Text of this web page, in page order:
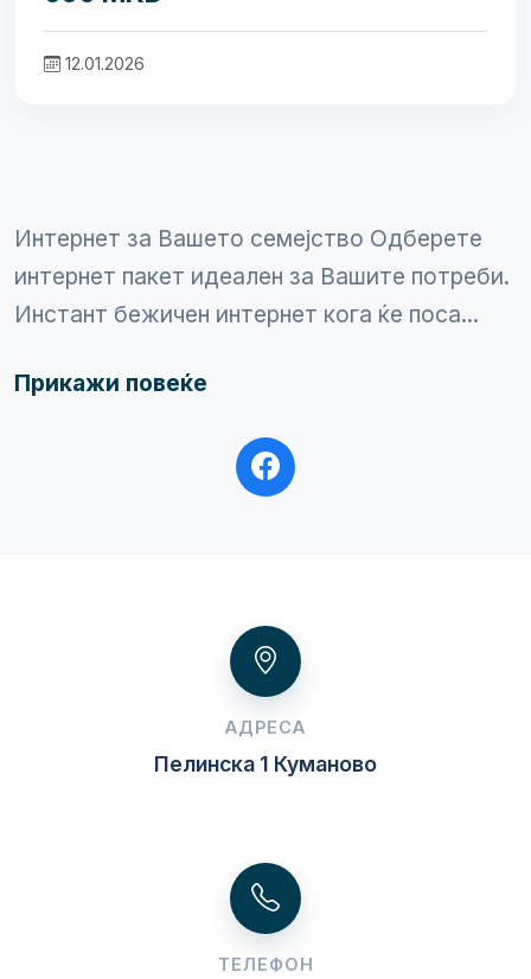
12.01.2026
Интернет за Вашето семејство Одберете
интернет пакет идеален за Вашите потреби.
Инстант бежичен интернет кога ќе поса...
Прикажи повеќе
АДРЕСА
Пелинска 1 Куманово
ТЕЛЕФОН